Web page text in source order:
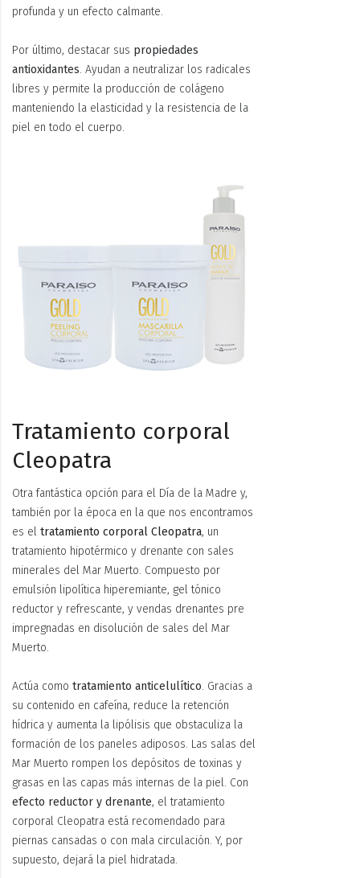
profunda y un efecto calmante.
Por último, destacar sus propiedades
antioxidantes. Ayudan a neutralizar los radicales
libres y permite la producción de colágeno
manteniendo la elasticidad y la resistencia de la
piel en todo el cuerpo.
Tratamiento corporal
Cleopatra
Otra fantástica opción para el Día de la Madre y,
también por la época en la que nos encontramos
es el tratamiento corporal Cleopatra, un
tratamiento hipotérmico y drenante con sales
minerales del Mar Muerto. Compuesto por
emulsión lipolítica hiperemiante, gel tónico
reductor y refrescante, y vendas drenantes pre
impregnadas en disolución de sales del Mar
Muerto.
Actúa como tratamiento anticelulítico. Gracias a
su contenido en cafeína, reduce la retención
hídrica y aumenta la lipólisis que obstaculiza la
formación de los paneles adiposos. Las salas del
Mar Muerto rompen los depósitos de toxinas y
grasas en las capas más internas de la piel. Con
efecto reductor y drenante, el tratamiento
corporal Cleopatra está recomendado para
piernas cansadas o con mala circulación. Y, por
supuesto, dejará la piel hidratada.